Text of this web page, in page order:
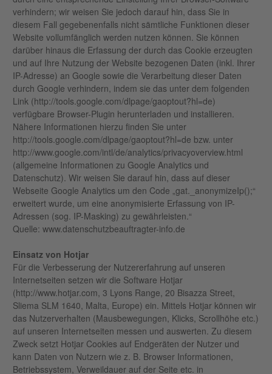
verhindern; wir weisen Sie jedoch darauf hin, dass Sie in
diesem Fall gegebenenfalls nicht sämtliche Funktionen dieser
Website vollumfänglich werden nutzen können. Sie können
darüber hinaus die Erfassung der durch das Cookie erzeugten
und auf Ihre Nutzung der Website bezogenen Daten (inkl. Ihrer
IP-Adresse) an Google sowie die Verarbeitung dieser Daten
durch Google verhindern, indem sie das unter dem folgenden
Link (http://tools.google.com/dlpage/gaoptout?hl=de)
verfügbare Browser-Plugin herunterladen und installieren.
Nähere Informationen hierzu finden Sie unter
http://tools.google.com/dlpage/gaoptout?hl=de bzw. unter
http://www.google.com/intl/de/analytics/privacyoverview.html
(allgemeine Informationen zu Google Analytics und
Datenschutz). Wir weisen Sie darauf hin, dass auf dieser
Webseite Google Analytics um den Code „gat._anonymizeIp();“
erweitert wurde, um eine anonymisierte Erfassung von IP-
Adressen (sog. IP-Masking) zu gewährleisten.“
Quelle: www.datenschutzbeauftragter-info.de
Einsatz von Hotjar
Für die Verbesserung der Nutzererfahrung auf unseren
Internetseiten setzen wir die Software Hotjar
(http://www.hotjar.com, 3 Lyons Range, 20 Bisazza Street,
Sliema SLM 1640, Malta, Europe) ein. Mittels Hotjar können wir
das Nutzerverhalten (Mausbewegungen, Klicks, Scrollhöhe etc.)
auf unseren Internetseiten messen und auswerten. Zu diesem
Zweck setzt Hotjar Cookies auf Endgeräten der Nutzer und
kann Daten von Nutzern wie z. B. Browser Informationen,
Betriebssystem, Verweildauer auf der Seite etc. in